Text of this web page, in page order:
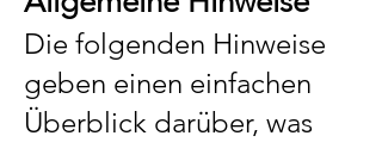
Die folgenden Hinweise
geben einen einfachen
Überblick darüber, was